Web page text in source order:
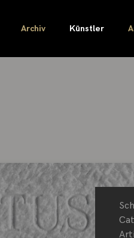
Archiv Künstler